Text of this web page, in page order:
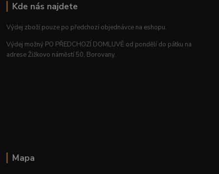
Kde nás najdete
Výdej zboží pouze po předchozí objednávce na eshopu.
Výdej možný PO PŘEDCHOZÍ DOMLUVĚ od pondělí do pátku na
adrese Žižkovo náměstí 50, Borovany.
Mapa